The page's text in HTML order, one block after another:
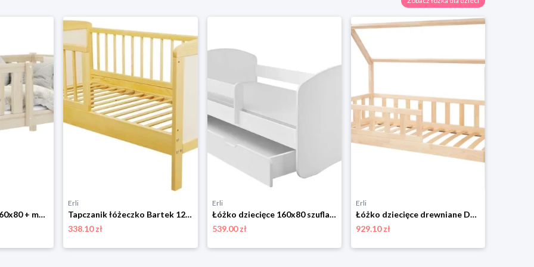
Łóżko drewniane 160x80 + materac BOBO P
Erli
Tapczanik łóżeczko Bartek 120x60 sosna/biały łóżko drewno lakier wodny
338.10 zł
Erli
Łóżko dziecięce 160x80 szuflada materac ACMA
539.00 zł
Erli
Łóżko dziecięce drewniane DOMEK z barierkami pojedyncze 180x80cm sosna LEON
929.10 zł